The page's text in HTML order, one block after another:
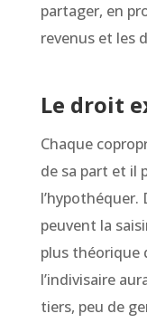
partager, en
revenus et les
Le droit
Chaque
de sa part et il
l’hypothéquer.
peuvent la
plus théorique
l’indivisaire
tiers, peu de